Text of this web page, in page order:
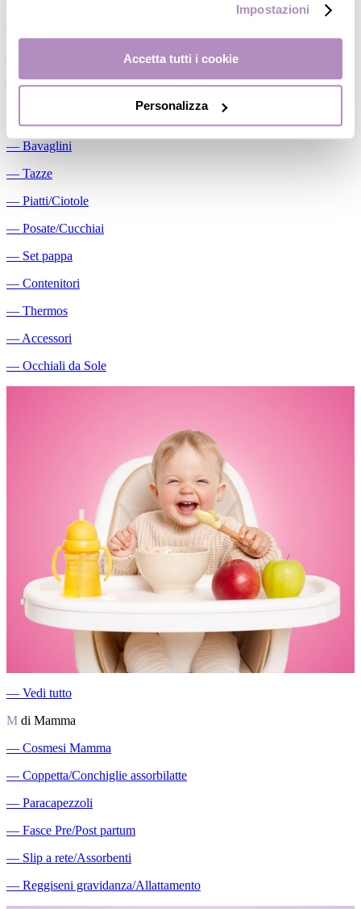
Impostazioni
Accetta tutti i cookie
Personalizza
Conservalatte Materno
―Massaggiagengive
― Bavaglini
― Tazze
― Piatti/Ciotole
― Posate/Cucchiai
― Set pappa
― Contenitori
― Thermos
― Accessori
― Occhiali da Sole
― Vedi tutto
M di Mamma
― Cosmesi Mamma
― Coppetta/Conchiglie assorbilatte
― Paracapezzoli
― Fasce Pre/Post partum
― Slip a rete/Assorbenti
― Reggiseni gravidanza/Allattamento